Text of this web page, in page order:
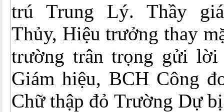
trú Trung Lý. Thầy
Thủy, Hiệu trưởng thay
trường trân trọng gửi
Giám hiệu, BCH Công
Chữ thập đỏ Trường Dự